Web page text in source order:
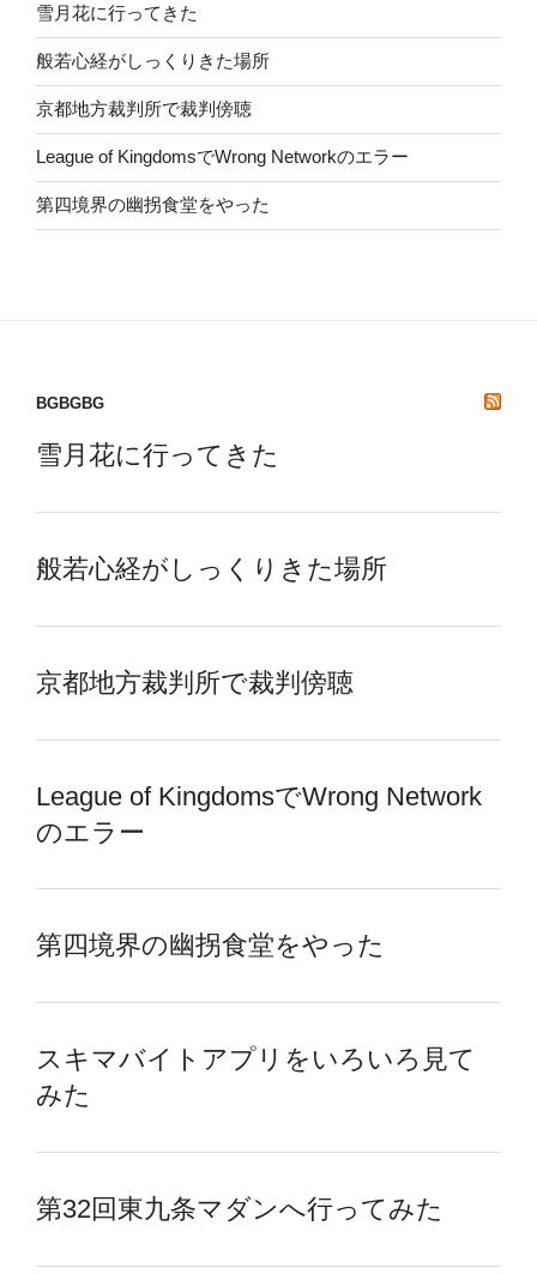
雪月花に行ってきた
般若心経がしっくりきた場所
京都地方裁判所で裁判傍聴
League of KingdomsでWrong Networkのエラー
第四境界の幽拐食堂をやった
BGBGBG
雪月花に行ってきた
般若心経がしっくりきた場所
京都地方裁判所で裁判傍聴
League of KingdomsでWrong Network
のエラー
第四境界の幽拐食堂をやった
スキマバイトアプリをいろいろ見て
みた
第32回東九条マダンへ行ってみた